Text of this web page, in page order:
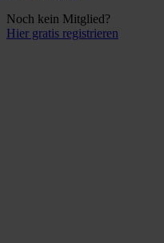
Noch kein Mitglied?
Hier gratis registrieren